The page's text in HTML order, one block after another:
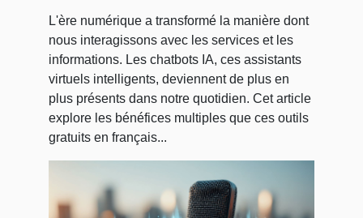
L'ère numérique a transformé la manière dont
nous interagissons avec les services et les
informations. Les chatbots IA, ces assistants
virtuels intelligents, deviennent de plus en
plus présents dans notre quotidien. Cet article
explore les bénéfices multiples que ces outils
gratuits en français...